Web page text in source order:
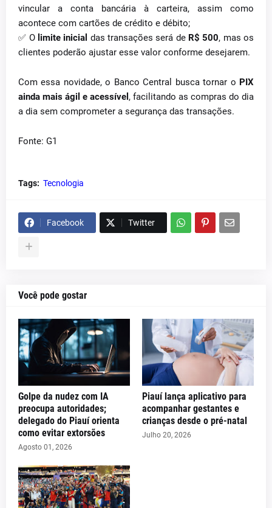
vincular a conta bancária à carteira, assim como
acontece com cartões de crédito e débito;
✅ O limite inicial das transações será de R$ 500, mas os
clientes poderão ajustar esse valor conforme desejarem.
Com essa novidade, o Banco Central busca tornar o PIX
ainda mais ágil e acessível , facilitando as compras do dia
a dia sem comprometer a segurança das transações.
Fonte: G1
Tags: Tecnologia
Facebook Twitter
Você pode gostar
Golpe da nudez com IA
preocupa autoridades;
delegado do Piauí orienta
como evitar extorsões
Agosto 01, 2026
Piauí lança aplicativo para
acompanhar gestantes e
crianças desde o pré-natal
Julho 20, 2026